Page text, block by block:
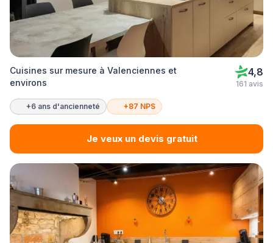
Cuisines sur mesure à Valenciennes et
environs
4,8
161 avis
+6 ans d'ancienneté +87 NPS
Je veux un devis gratuit